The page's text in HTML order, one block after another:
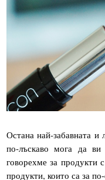
Остана най-забавната и
по-лъскаво мога да
говорехме за продукти
продукти, които са за